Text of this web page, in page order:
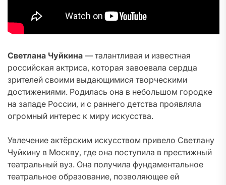
Светлана Чуйкина — талантливая и известная
российская актриса, которая завоевала сердца
зрителей своими выдающимися творческими
достижениями. Родилась она в небольшом городке
на западе России, и с раннего детства проявляла
огромный интерес к миру искусства.
Увлечение актёрским искусством привело Светлану
Чуйкину в Москву, где она поступила в престижный
театральный вуз. Она получила фундаментальное
театральное образование, позволяющее ей